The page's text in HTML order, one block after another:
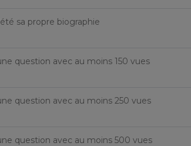
sa propre biographie
question avec au moins 150 vues
question avec au moins 250 vues
question avec au moins 500 vues